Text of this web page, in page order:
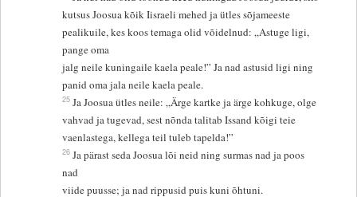
kutsus Joosua kõik Iisraeli mehed ja ütles sõjameeste
pealikuile, kes koos temaga olid võidelnud: „Astuge ligi,
pange oma
jalg neile kuningaile kaela peale!” Ja nad astusid ligi ning
panid oma jala neile kaela peale.
25 Ja Joosua ütles neile: „Ärge kartke ja ärge kohkuge, olge
vahvad ja tugevad, sest nõnda talitab Issand kõigi teie
vaenlastega, kellega teil tuleb tapelda!”
26 Ja pärast seda Joosua lõi neid ning surmas nad ja poos
nad
viide puusse; ja nad rippusid puis kuni õhtuni.